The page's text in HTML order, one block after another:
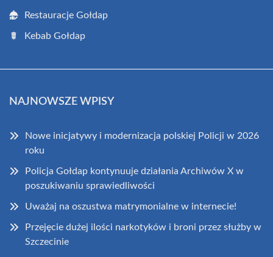
Restauracje Gołdap
Kebab Gołdap
NAJNOWSZE WPISY
Nowe inicjatywy i modernizacja polskiej Policji w 2026
roku
Policja Gołdap kontynuuje działania Archiwów X w
poszukiwaniu sprawiedliwości
Uważaj na oszustwa matrymonialne w internecie!
Przejęcie dużej ilości narkotyków i broni przez służby w
Szczecinie